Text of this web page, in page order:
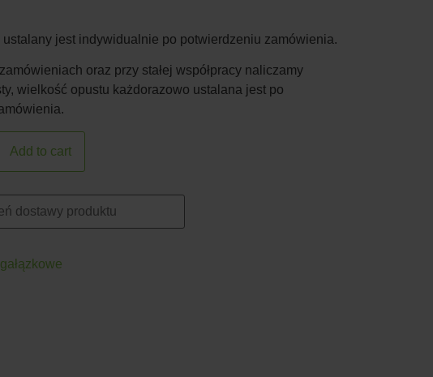
ustalany jest indywidualnie po potwierdzeniu zamówienia.
oraz przy stałej współpracy naliczamy
wielkość opustu każdorazowo ustalana jest po
Add to cart